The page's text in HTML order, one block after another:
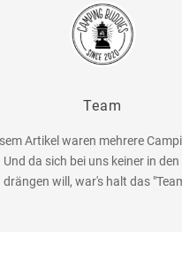
Team
Artikel waren mehrere
Und da sich bei uns keiner in
drängen will, war's halt das